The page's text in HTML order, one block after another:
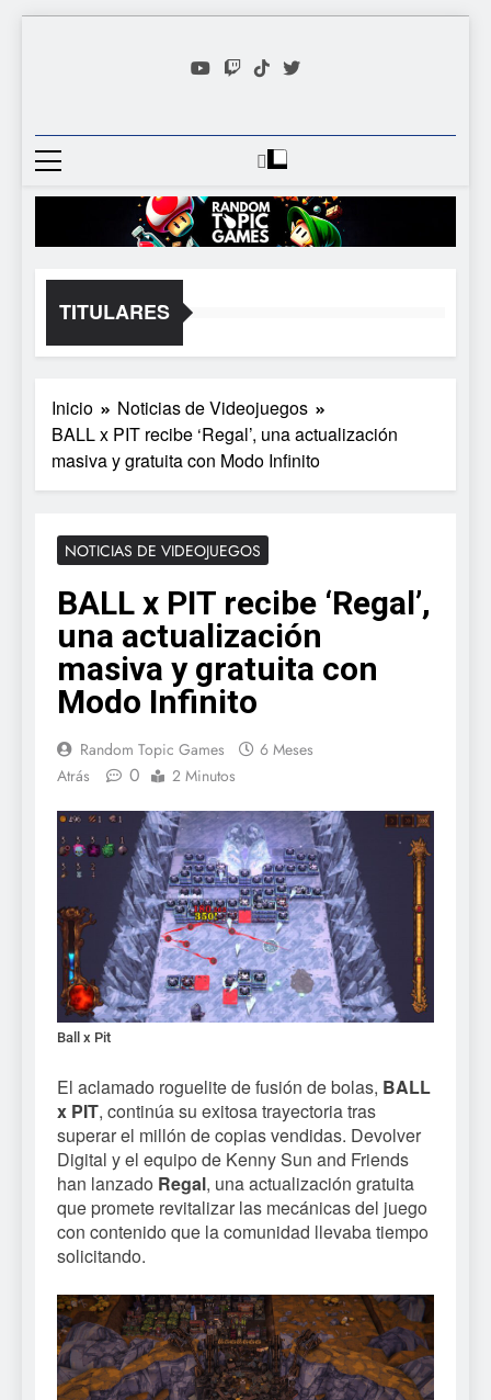
Random
Games
Videojuego Favorito
TITULARES
Inicio
Noticias de Videojuegos
BALL x PIT recibe ‘Regal’, una actualización
masiva y gratuita con Modo Infinito
NOTICIAS DE VIDEOJUEGOS
BALL x PIT recibe ‘Regal’,
una actualización
masiva y gratuita con
Modo Infinito
Random Topic Games
6 Meses
Atrás
0 2 Minutos
Ball x Pit
El aclamado roguelite de fusión de bolas, BALL
x PIT, continúa su exitosa trayectoria tras
superar el millón de copias vendidas. Devolver
Digital y el equipo de Kenny Sun and Friends
han lanzado Regal, una actualización gratuita
que promete revitalizar las mecánicas del juego
con contenido que la comunidad llevaba tiempo
solicitando.